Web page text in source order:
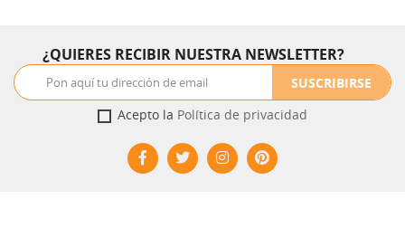
¿QUIERES RECIBIR NUESTRA NEWSLETTER?
SUSCRIBIRSE
Acepto la Política de privacidad